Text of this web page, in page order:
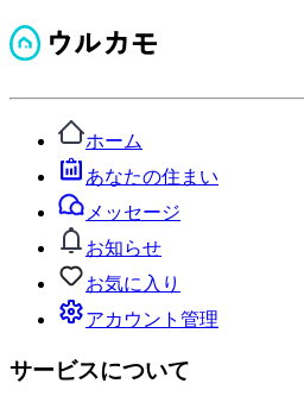
ホーム
あなたの住まい
メッセージ
お知らせ
お気に入り
アカウント管理
サービスについて